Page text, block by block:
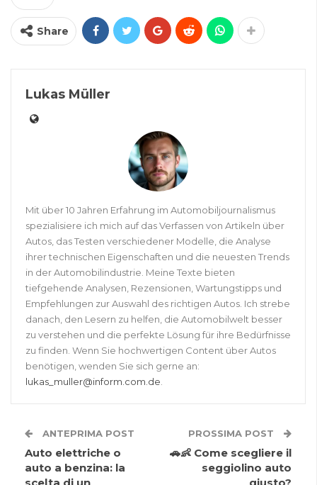
Share
Lukas Müller
Mit über 10 Jahren Erfahrung im Automobiljournalismus
spezialisiere ich mich auf das Verfassen von Artikeln über
Autos, das Testen verschiedener Modelle, die Analyse
ihrer technischen Eigenschaften und die neuesten Trends
in der Automobilindustrie. Meine Texte bieten
tiefgehende Analysen, Rezensionen, Wartungstipps und
Empfehlungen zur Auswahl des richtigen Autos. Ich strebe
danach, den Lesern zu helfen, die Automobilwelt besser
zu verstehen und die perfekte Lösung für ihre Bedürfnisse
zu finden. Wenn Sie hochwertigen Content über Autos
benötigen, wenden Sie sich gerne an:
lukas_muller@inform.com.de.
ANTEPRIMA POST
Auto elettriche o
auto a benzina: la
PROSSIMA POST
🚗👶 Come scegliere il
seggiolino auto